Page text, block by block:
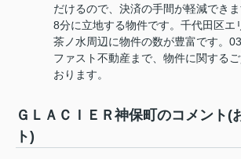
だけるので、決済の手間が軽減でき
8分に立地する物件です。千代田区エ
茶ノ水周辺に物件の数が豊富です。
ファスト不動産まで、物件に関する
おります。
ＧＬＡＣＩＥＲ神保町のコメント(
ト)